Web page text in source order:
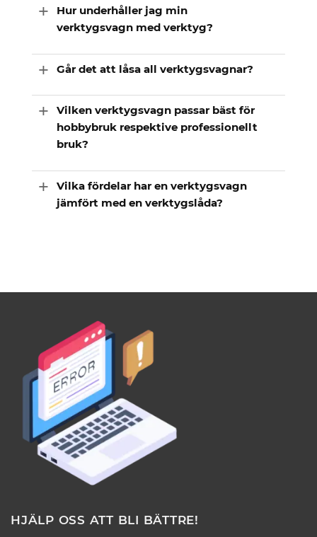
Hur underhåller jag min
verktygsvagn med verktyg?
Går det att låsa all verktygsvagnar?
Vilken verktygsvagn passar bäst för
hobbybruk respektive professionellt
bruk?
Vilka fördelar har en verktygsvagn
jämfört med en verktygslåda?
HJÄLP OSS ATT BLI BÄTTRE!